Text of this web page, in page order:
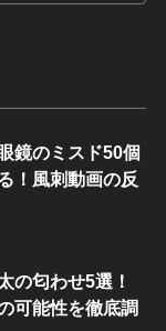
鏡のミスド50個
！風刺動画の反
の匂わせ5選！
可能性を徹底調